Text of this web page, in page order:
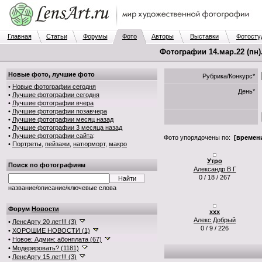
Главная Статьи Форумы Фото Авторы Выставки
Фотографии 14.мар.22
Новые фото, лучшие фото
• Новые фотографии сегодня
• Лучшие фотографии сегодня
• Лучшие фотографии вчера
• Лучшие фотографии позавчера
• Лучшие фотографии месяц назад
• Лучшие фотографии 3 месяца назад
• Лучшие фотографии сайта:
• Портреты пейзажи натюрморт, макро
Поиск по фотографиям
название/описание/ключевые слова
Форум Новости
• ЛенсАрту 20 лет!!! (3)
• ХОРОШИЕ НОВОСТИ (1)
• Новое: Админ: абонплата (67)
• Модерировать? (1181)
• ЛенсАрту 15 лет!!! (3)
Рубрика/Конкурс*
День*
Фото упорядочены по:
Утро
Александр В Г
0 / 18 / 267
xxx
Алекс Добрый
0 / 9 / 226